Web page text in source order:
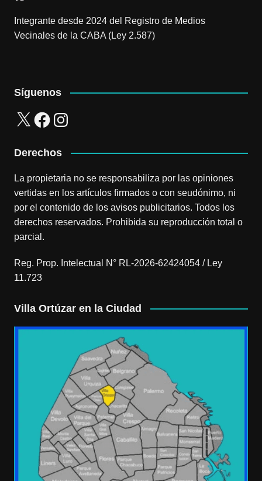
Integrante desde 2024 del Registro de Medios
Vecinales de la CABA (Ley 2.587)
Síguenos
X FacebookInstagram
Derechos
La propietaria no se responsabiliza por las opiniones
vertidas en los artículos firmados o con seudónimo, ni
por el contenido de los avisos publicitarios. Todos los
derechos reservados. Prohibida su reproducción total o
parcial.
Reg. Prop. Intelectual N° RL-2026-62424054 / Ley
11.723
Villa Ortúzar en la Ciudad